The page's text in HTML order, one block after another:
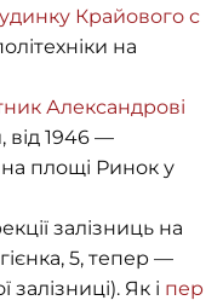
Крайового с
на
Александрові
від 1946 —
площі Ринок у
залізниць на
5, тепер —
залізниці). Як і пер